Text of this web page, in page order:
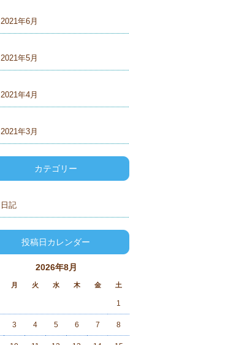
2021年6月
2021年5月
2021年4月
2021年3月
カテゴリー
日記
投稿日カレンダー
2026年8月
月 火 水 木 金 土
1
3 4 5 6 7 8